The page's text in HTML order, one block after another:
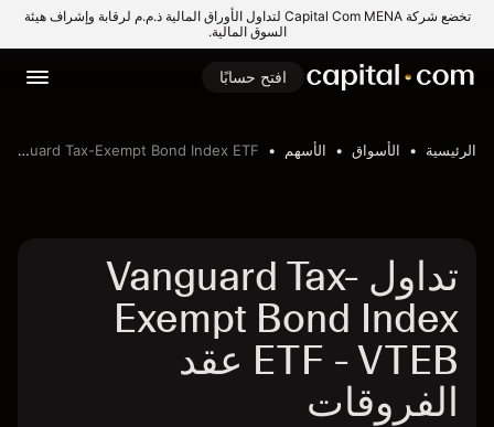
تخضع شركة Capital Com MENA لتداول الأوراق المالية ذ.م.م لرقابة وإشراف هيئة
السوق المالية.
افتح حسابًا
الرئيسية الأسواق الأسهم Vanguard Tax-Exempt Bond Index ETF
تداول Vanguard Tax-
Exempt Bond Index
ETF - VTEB عقد
الفروقات